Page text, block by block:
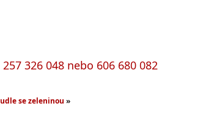
326 048 nebo 606 680 082
se zeleninou »